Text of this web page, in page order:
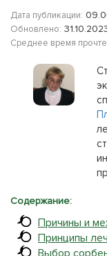
Дата публикации:
Обновлено:
Среднее время
Содержание:
Причины и
Принципы
Выбор